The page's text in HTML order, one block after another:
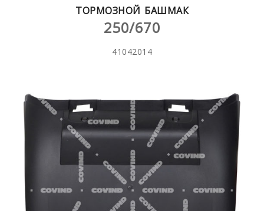
ТОРМОЗНОЙ БАШМАК
250/670
41042014